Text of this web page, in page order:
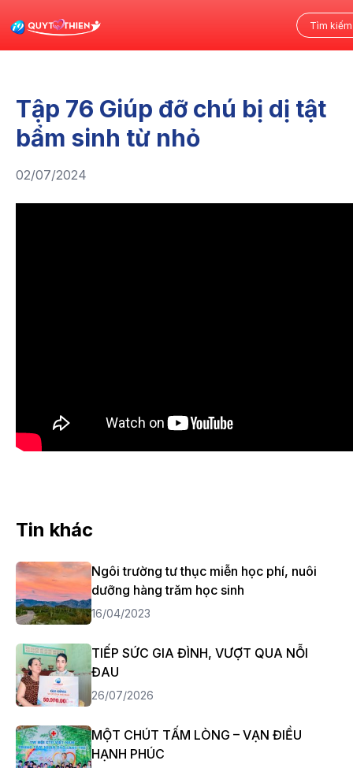
Tập 76 Giúp đỡ chú bị dị tật
bẩm sinh từ nhỏ
02/07/2024
Tin khác
Ngôi trường tư thục miễn học phí, nuôi
dưỡng hàng trăm học sinh
16/04/2023
TIẾP SỨC GIA ĐÌNH, VƯỢT QUA NỖI
ĐAU
26/07/2026
MỘT CHÚT TẤM LÒNG – VẠN ĐIỀU
HẠNH PHÚC